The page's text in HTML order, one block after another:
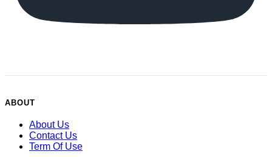
ABOUT
About Us
Contact Us
Term Of Use